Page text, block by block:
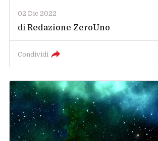
02 Dic 2022
diRedazione ZeroUno
Condividi